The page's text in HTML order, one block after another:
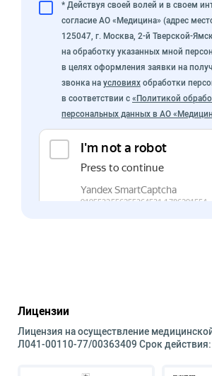
* Действуя своей волей и в своем
согласие АО «Медицина» (адрес
125047, г. Москва, 2-й Тверской-
на обработку указанных мной
в целях оформления заявки на
звонка на условиях обработки
в соответствии с «Политикой
персональных данных в АО
Лицензии
Лицензия на осуществление
Л041-00110-77/00363409 Срок действия: